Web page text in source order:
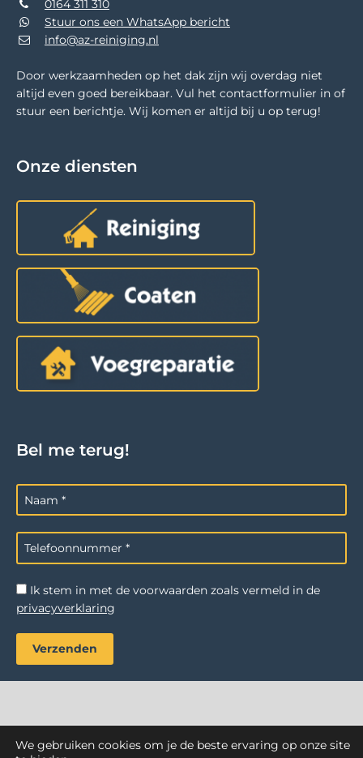
0164 311 310
Stuur ons een WhatsApp bericht
info@az-reiniging.nl
Door werkzaamheden op het dak zijn wij overdag niet
altijd even goed bereikbaar. Vul het contactformulier in of
stuur een berichtje. Wij komen er altijd bij u op terug!
Onze diensten
Bel me terug!
Ik stem in met de voorwaarden zoals vermeld in de
privacyverklaring
AZ Reiniging. Alle rechten voorbehouden.
We gebruiken cookies om je de beste ervaring op onze site